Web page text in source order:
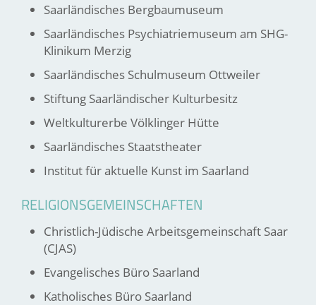
Saarländisches Bergbaumuseum
Saarländisches Psychiatriemuseum am SHG-
Klinikum Merzig
Saarländisches Schulmuseum Ottweiler
Stiftung Saarländischer Kulturbesitz
Weltkulturerbe Völklinger Hütte
Saarländisches Staatstheater
Institut für aktuelle Kunst im Saarland
RELIGIONSGEMEINSCHAFTEN
Christlich-Jüdische Arbeitsgemeinschaft Saar
(CJAS)
Evangelisches Büro Saarland
Katholisches Büro Saarland